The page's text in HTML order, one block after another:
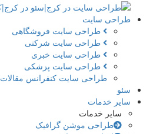
طراحی سایت
طراحی سایت فروشگاهی
طراحی سایت شرکتی
طراحی سایت خبری
طراحی سایت پزشکی
طراحی سایت کنفرانس مقالات
سئو
سایر خدمات
سایر خدمات
طراحی موشن گرافیک